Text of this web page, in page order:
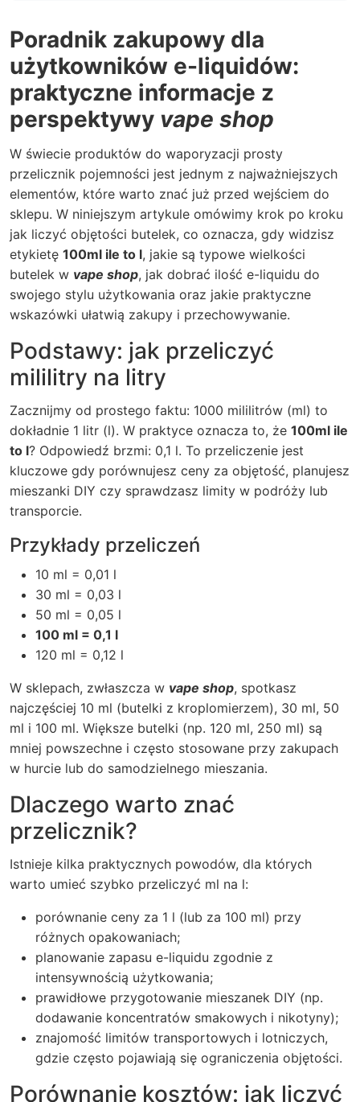
Poradnik zakupowy dla
użytkowników e-liquidów:
praktyczne informacje z
perspektywy vape shop
W świecie produktów do waporyzacji prosty
przelicznik pojemności jest jednym z najważniejszych
elementów, które warto znać już przed wejściem do
sklepu. W niniejszym artykule omówimy krok po kroku
jak liczyć objętości butelek, co oznacza, gdy widzisz
etykietę 100ml ile to l, jakie są typowe wielkości
butelek w vape shop, jak dobrać ilość e-liquidu do
swojego stylu użytkowania oraz jakie praktyczne
wskazówki ułatwią zakupy i przechowywanie.
Podstawy: jak przeliczyć
mililitry na litry
Zacznijmy od prostego faktu: 1000 mililitrów (ml) to
dokładnie 1 litr (l). W praktyce oznacza to, że 100ml ile
to l? Odpowiedź brzmi: 0,1 l. To przeliczenie jest
kluczowe gdy porównujesz ceny za objętość, planujesz
mieszanki DIY czy sprawdzasz limity w podróży lub
transporcie.
Przykłady przeliczeń
10 ml = 0,01 l
30 ml = 0,03 l
50 ml = 0,05 l
100 ml = 0,1 l
120 ml = 0,12 l
W sklepach, zwłaszcza w vape shop, spotkasz
najczęściej 10 ml (butelki z kroplomierzem), 30 ml, 50
ml i 100 ml. Większe butelki (np. 120 ml, 250 ml) są
mniej powszechne i często stosowane przy zakupach
w hurcie lub do samodzielnego mieszania.
Dlaczego warto znać
przelicznik?
Istnieje kilka praktycznych powodów, dla których
warto umieć szybko przeliczyć ml na l:
porównanie ceny za 1 l (lub za 100 ml) przy
różnych opakowaniach;
planowanie zapasu e-liquidu zgodnie z
intensywnością użytkowania;
prawidłowe przygotowanie mieszanek DIY (np.
dodawanie koncentratów smakowych i nikotyny);
znajomość limitów transportowych i lotniczych,
gdzie często pojawiają się ograniczenia objętości.
Porównanie kosztów: jak liczyć